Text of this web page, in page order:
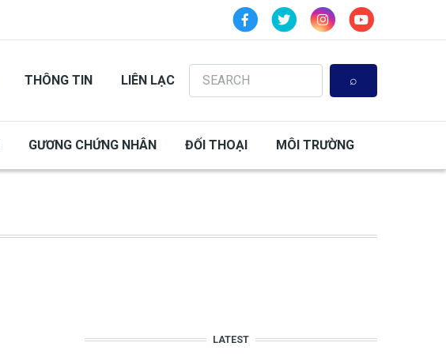
THÔNG TIN LIÊN LẠC
Search
GƯƠNG CHỨNG NHÂN ĐỐI THOẠI MÔI TRƯỜNG
LATEST